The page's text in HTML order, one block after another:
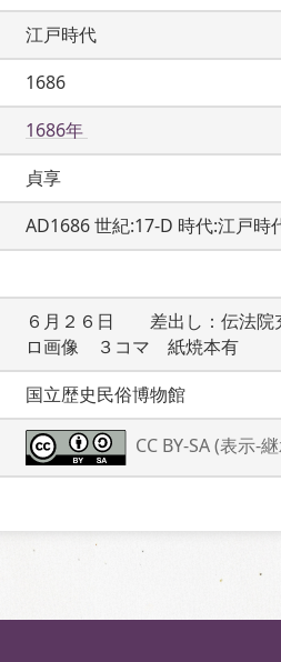
江戸時代
1686
1686年
貞享
AD1686 世紀:17-D 時代:江戸時
６月２６日　　差出し：伝法
ロ画像　３コマ　紙焼本有
国立歴史民俗博物館
CC BY-SA (表示-